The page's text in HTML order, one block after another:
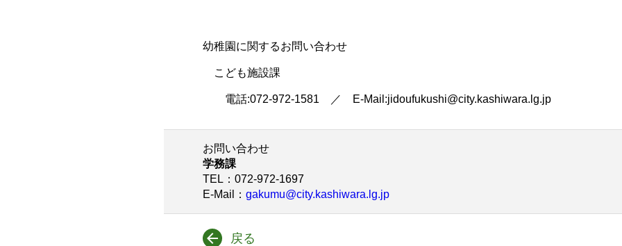
幼稚園に関するお問い合わせ
こども施設課
電話:072-972-1581 ／ E-Mail:jidoufukushi@city.kashiwara.lg.jp
お問い合わせ
学務課
TEL ：072-972-1697
E-Mail
： gakumu@city.kashiwara.lg.jp
戻る